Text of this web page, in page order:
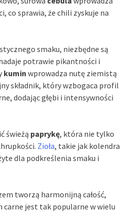
co sprawia, że chili zyskuje na
smaku, niezbędne są
potrawie pikantności i
kumin wprowadza nutę ziemistą
składnik, który wzbogaca profil
dodając głębi i intensywności
świeżą paprykę, która nie tylko
Zioła, takie jak kolendra
dla podkreślenia smaku i
tworzą harmonijną całość,
carne jest tak popularne w wielu